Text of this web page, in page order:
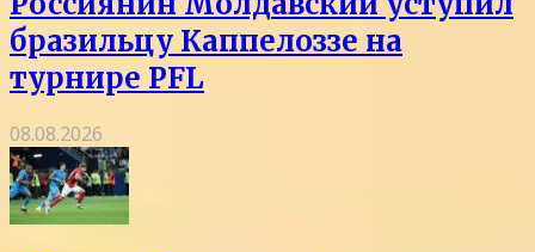
бразильцу Каппелоззе на
турнире PFL
08.08.2026